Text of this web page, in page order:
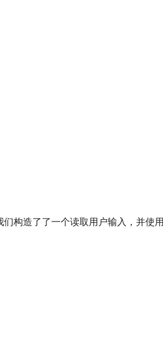
们构造了了一个读取用户输入，并使用